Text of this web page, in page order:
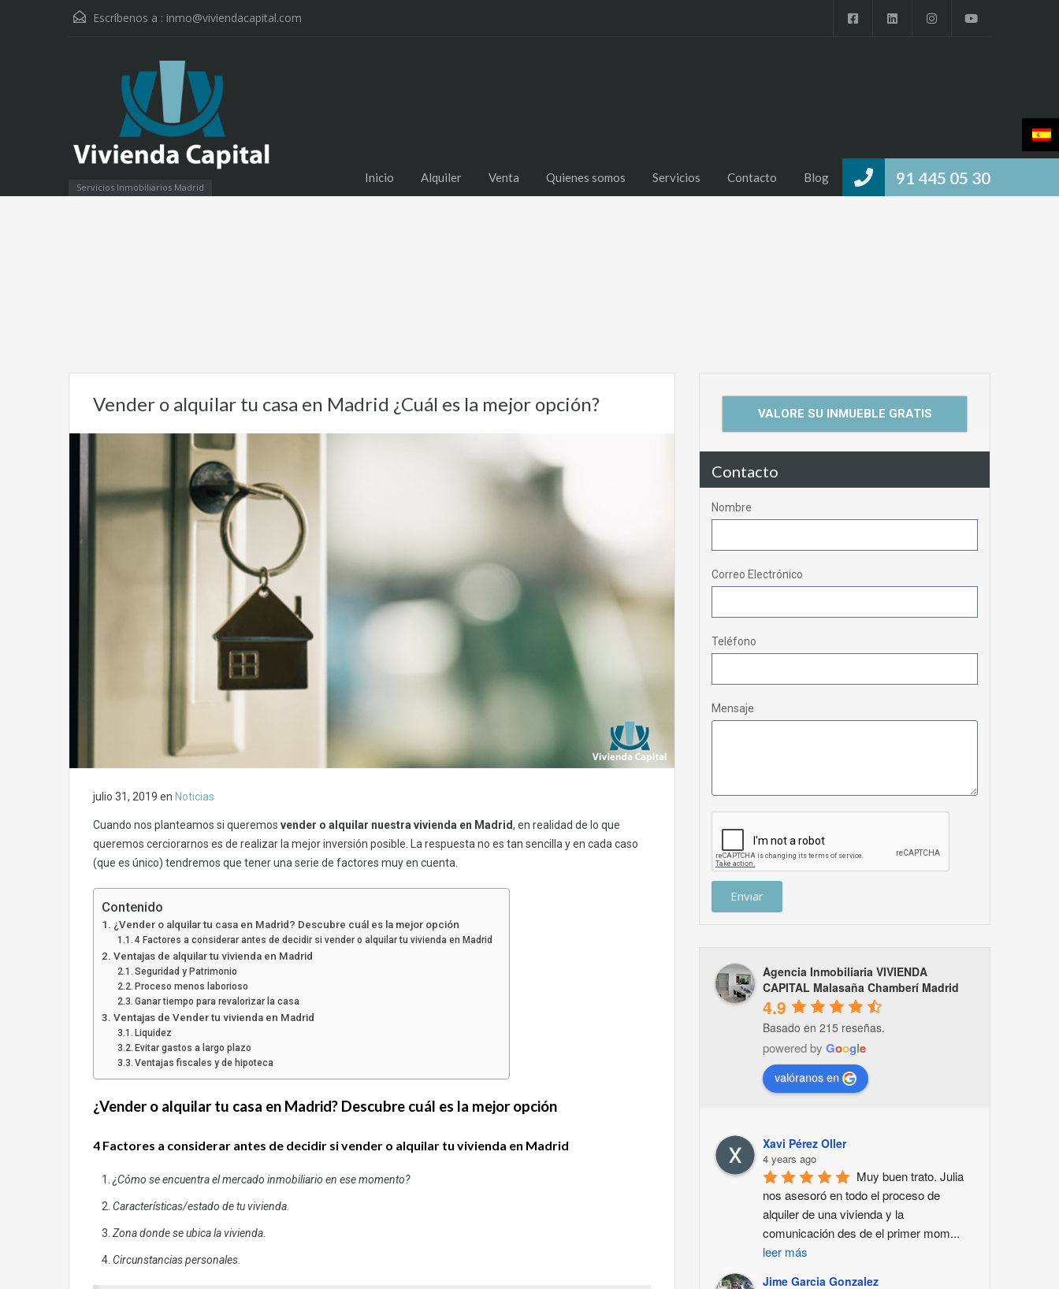
Escríbenos a : inmo@viviendacapital.com
Servicios Inmobiliarios Madrid 91 445 05 30
Inicio Alquiler Venta Quienes somos Servicios Contacto Blog
Vender o alquilar tu casa en Madrid ¿Cuál es la mejor opción?
julio 31, 2019 en Noticias
Cuando nos planteamos si queremos vender o alquilar nuestra vivienda en Madrid, en realidad de lo que
queremos cerciorarnos es de realizar la mejor inversión posible. La respuesta no es tan sencilla y en cada caso
(que es único) tendremos que tener una serie de factores muy en cuenta.
Contenido
¿Vender o alquilar tu casa en Madrid? Descubre cuál es la mejor opción
4 Factores a considerar antes de decidir si vender o alquilar tu vivienda en Madrid
Ventajas de alquilar tu vivienda en Madrid
Seguridad y Patrimonio
Proceso menos laborioso
Ganar tiempo para revalorizar la casa
Ventajas de Vender tu vivienda en Madrid
Liquidez
Evitar gastos a largo plazo
Ventajas fiscales y de hipoteca
¿Vender o alquilar tu casa en Madrid? Descubre cuál es la mejor opción
4 Factores a considerar antes de decidir si vender o alquilar tu vivienda en Madrid
¿Cómo se encuentra el mercado inmobiliario en ese momento?
Características/estado de tu vivienda.
Zona donde se ubica la vivienda.
Circunstancias personales
VALORE SU INMUEBLE GRATIS
Contacto
Nombre
Correo Electrónico
Teléfono
Mensaje
Enviar
Agencia Inmobiliaria VIVIENDA
CAPITAL Malasaña Chamberí Madrid
4.9
Basado en 215 reseñas.
powered by Google
valóranos en
Xavi Pérez Oller
4 years ago
Muy buen trato. Julia
nos asesoró en todo el proceso de
alquiler de una vivienda y la
comunicación des de el primer mom...
leer más
Jime Garcia Gonzalez